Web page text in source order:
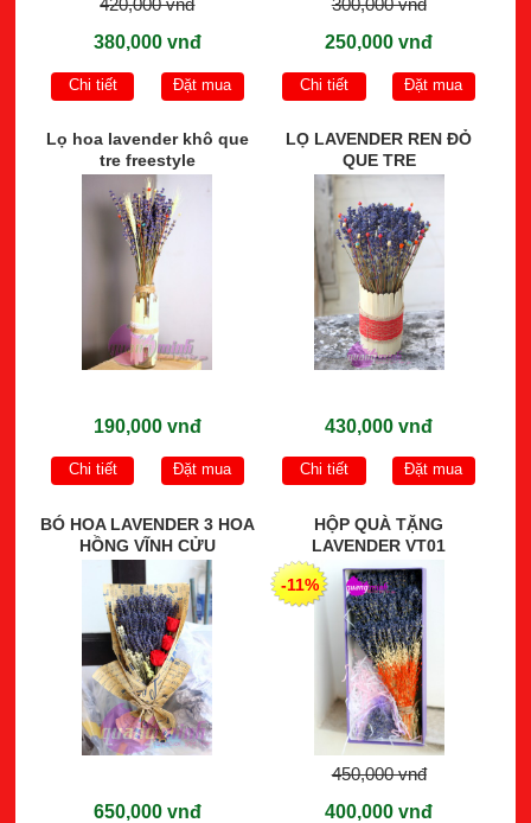
420,000 vnđ
380,000 vnđ
Chi tiết Đặt mua
300,000 vnđ
250,000 vnđ
Chi tiết Đặt mua
Lọ hoa lavender khô que
tre freestyle
190,000 vnđ
Chi tiết Đặt mua
LỌ LAVENDER REN ĐỎ
QUE TRE
430,000 vnđ
Chi tiết Đặt mua
BÓ HOA LAVENDER 3 HOA
HỒNG VĨNH CỬU
650,000 vnđ
HỘP QUÀ TẶNG
LAVENDER VT01
-11%
450,000 vnđ
400,000 vnđ